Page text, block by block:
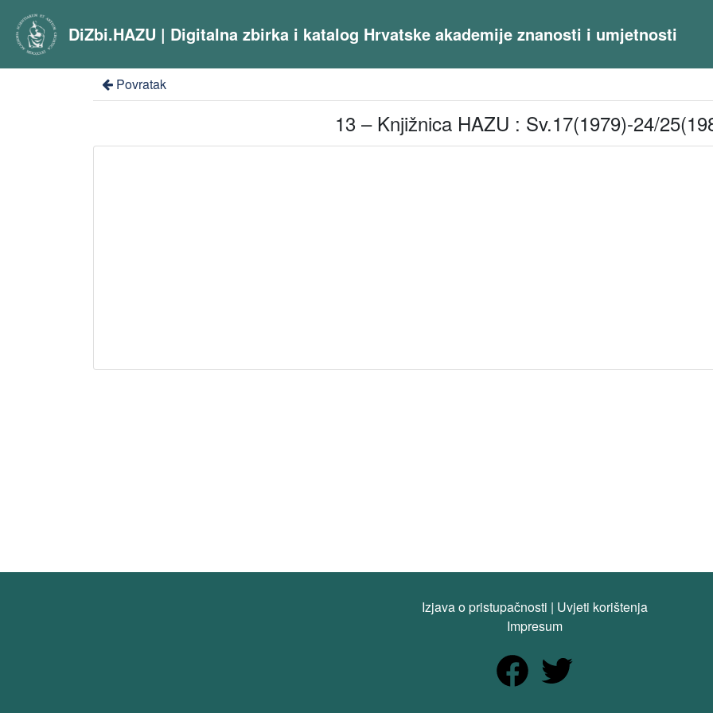
DiZbi.HAZU | Digitalna zbirka i katalog Hrvatske akademije znanosti i umjetnosti
Povratak
13 – Knjižnica HAZU : Sv.17(1979)-24/
Izjava o pristupačnosti | Uvjeti korištenja
Impresum